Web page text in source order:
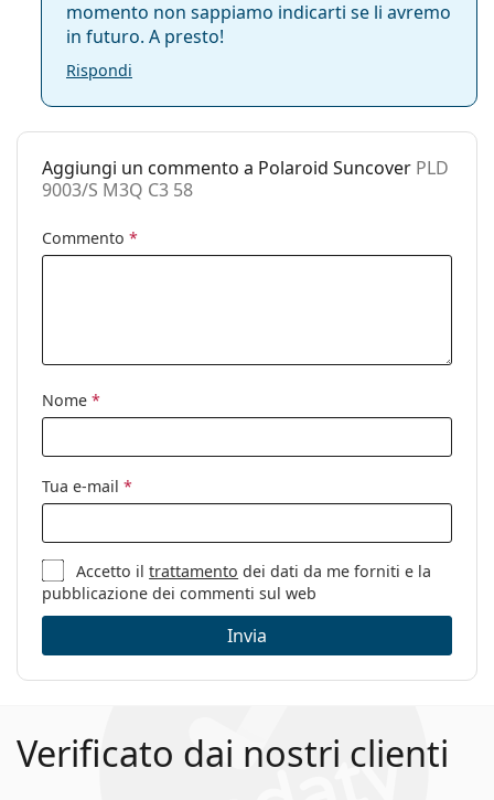
momento non sappiamo indicarti se li avremo
in futuro. A presto!
Rispondi
Aggiungi un commento a Polaroid Suncover PLD
9003/S M3Q C3 58
Commento *
Nome *
Tua e-mail *
Accetto iltrattamento dei dati da me forniti e la
pubblicazione dei commenti sul web
Invia
Verificato dai nostri clienti